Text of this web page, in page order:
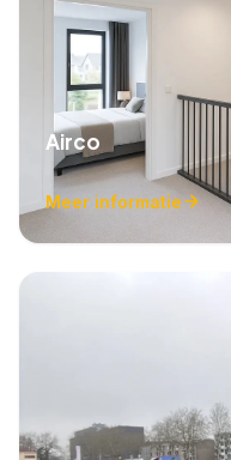
Airco
Meer informatie